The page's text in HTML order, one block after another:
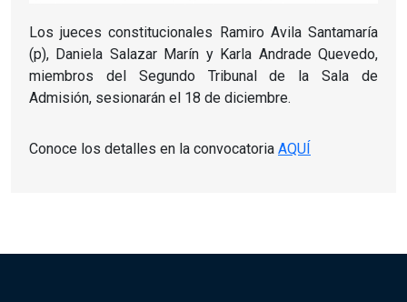
Los jueces constitucionales Ramiro Avila Santamaría
(p), Daniela Salazar Marín y Karla Andrade Quevedo,
miembros del Segundo Tribunal de la Sala de
Admisión, sesionarán el 18 de diciembre.
Conoce los detalles en la convocatoria AQUÍ